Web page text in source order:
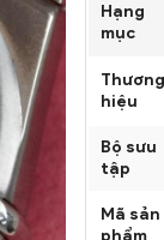
Hạng
mục
Thương
hiệu
Bộ sưu
tập
Mã sản